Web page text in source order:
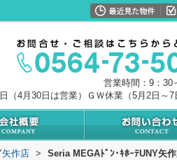
営業時間：9：30
（4月30日は営業）ＧＷ休業（5月2日～7
矢作店 >
Seria MEGAﾄﾞﾝ･ｷﾎｰﾃUNY矢作